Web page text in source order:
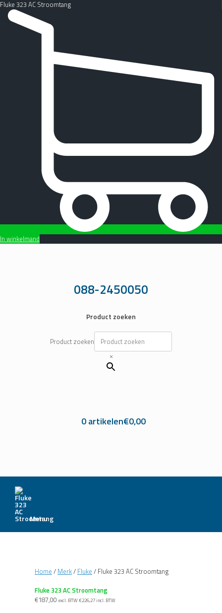
Fluke 323 AC Stroomtang
In winkelmand
088-2450050
Product zoeken
Product zoeken
×
0 artikelen€0,00
Menu
Home / Merk/ Fluke / Fluke 323 AC Stroomtang
Fluke 323 AC Stroomtang
€187,00 excl. BTW €226,27 incl. BTW